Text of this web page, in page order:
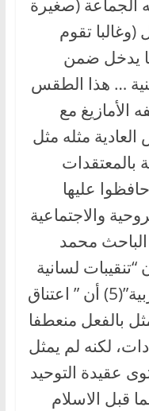
الجماعة (صغيرة
(وغالبا تقوم
يدخل ضمن
… هذا الطقس
الأمازيغ مع
مثله مثل
بالمعتقدات
عليها
والاجتماعية
الباحث محمد
لسانية
دياكرونية في الدارجة المغربية”(5) أن ” اعتناق
بالفعل منعطفا
لكنه لم يمثل
عقيدة التوحيد
قبل الاسلام